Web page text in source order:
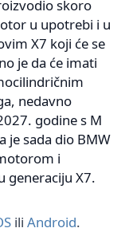
skoro
u upotrebi i u
X7 koji će se
je da će imati
nedavno
godine s M
je sada dio BMW
i
generaciju X7.
ili Android.